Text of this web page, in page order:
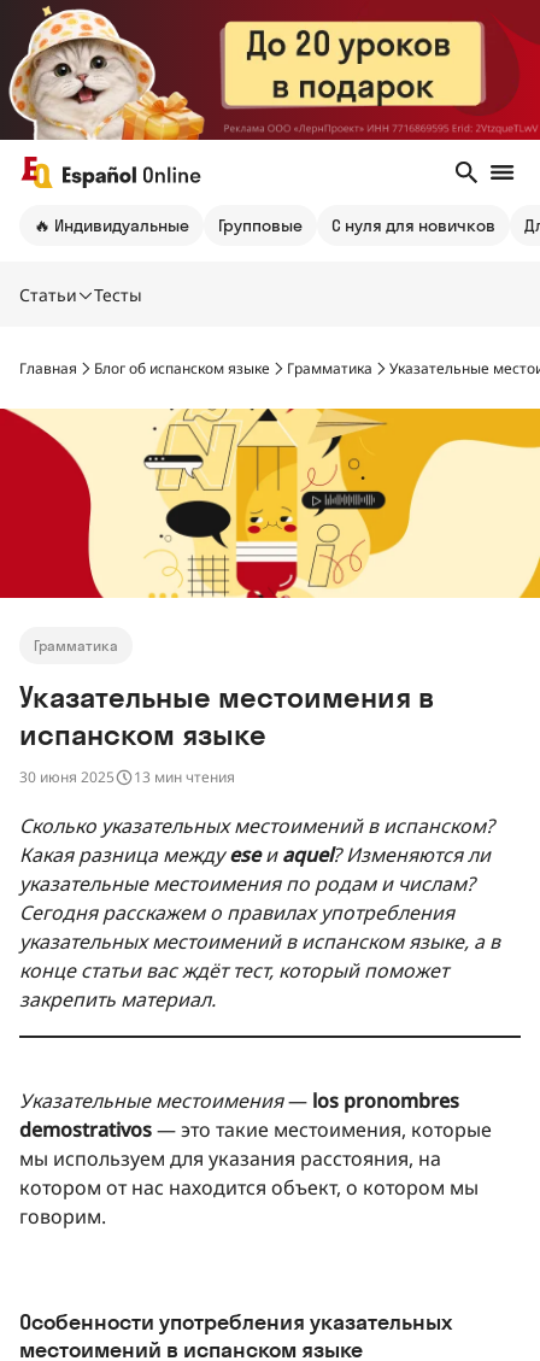
🔥 Индивидуальные Групповые С нуля для новичков
Статьи Тесты
Главная Блог об испанском языке Грамматика Указательные
Грамматика
Указательные местоимения в
испанском языке
30 июня 2025 13 мин чтения
Сколько указательных местоимений в испанском?
Какая разница междуeseиaquel? Изменяются ли
указательные местоимения по родам и числам?
Сегодня расскажем о правилах употребления
указательных местоимений в испанском языке, а в
конце статьи вас ждёт тест, который поможет
закрепить материал.
Указательные местоимения— los pronombres
demostrativos— это такие местоимения, которые
мы используем для указания расстояния, на
котором от нас находится объект, о котором мы
говорим.
Особенности употребления указательных
местоимений в испанском языке